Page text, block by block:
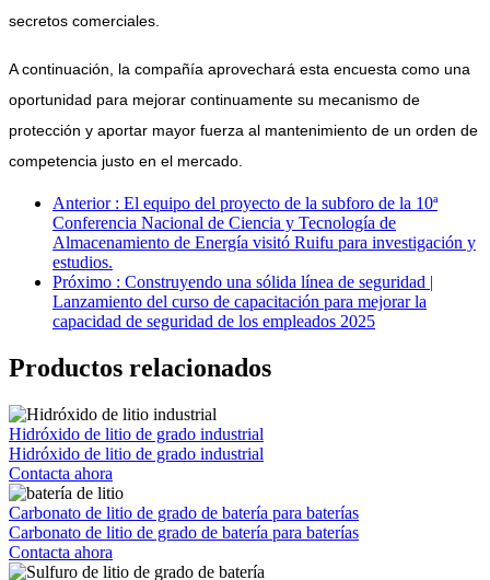
secretos comerciales.
A continuación, la compañía aprovechará esta encuesta como una
oportunidad para mejorar continuamente su mecanismo de
protección y aportar mayor fuerza al mantenimiento de un orden de
competencia justo en el mercado.
Anterior : El equipo del proyecto de la subforo de la 10ª
Conferencia Nacional de Ciencia y Tecnología de
Almacenamiento de Energía visitó Ruifu para investigación y
estudios.
Próximo : Construyendo una sólida línea de seguridad |
Lanzamiento del curso de capacitación para mejorar la
capacidad de seguridad de los empleados 2025
Productos relacionados
Hidróxido de litio de grado industrial
Hidróxido de litio de grado industrial
Contacta ahora
Carbonato de litio de grado de batería para baterías
Carbonato de litio de grado de batería para baterías
Contacta ahora